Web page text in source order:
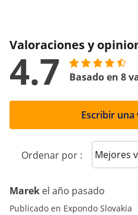
Valoraciones y
4.7 Basado en 8
Escribir
Ordenar por : Sort
Marek el año pasado
Publicado en Expondo Slovakia